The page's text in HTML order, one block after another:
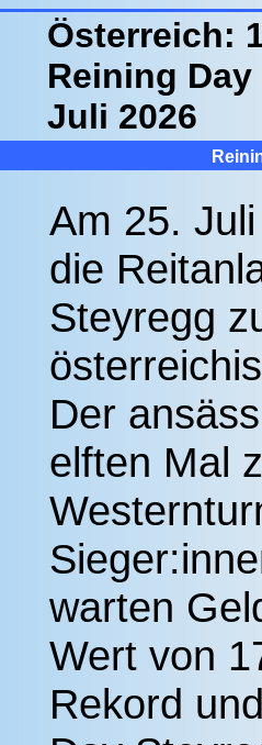
Österreich:
Reining
Juli 2026
Am 25.
die
Steyregg
Der
elften Mal
warten
Wert von
Rekord